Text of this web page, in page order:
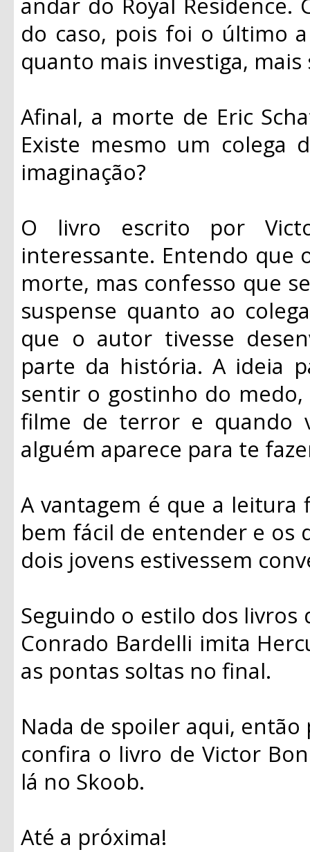
do caso, pois foi o último
quanto mais investiga,
Afinal, a morte de Eric
Existe mesmo um
imaginação?
O livro escrito por
interessante. Entendo que
morte, mas confesso que
suspense quanto ao
que o autor tivesse
parte da história. A ideia
sentir o gostinho do
filme de terror e quando
alguém aparece para te
A vantagem é que a
bem fácil de entender e os
dois jovens estivessem
Seguindo o estilo dos
Conrado Bardelli imita
as pontas soltas no final.
Nada de spoiler aqui,
confira o livro de Victor
lá no Skoob.
Até a próxima!